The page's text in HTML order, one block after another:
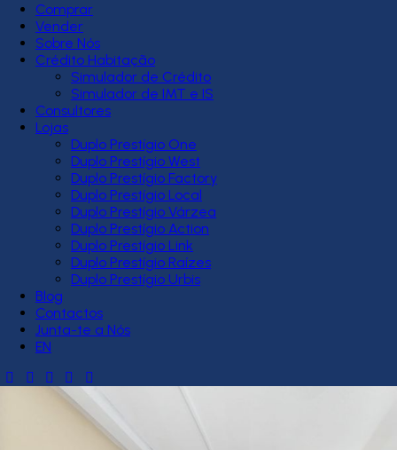
Comprar
Vender
Sobre Nós
Crédito Habitação
Simulador de Crédito
Simulador de IMT e IS
Consultores
Lojas
Duplo Prestígio One
Duplo Prestígio West
Duplo Prestígio Factory
Duplo Prestígio Local
Duplo Prestígio Várzea
Duplo Prestígio Action
Duplo Prestígio Link
Duplo Prestígio Raízes
Duplo Prestígio Urbis
Blog
Contactos
Junta-te a Nós
EN